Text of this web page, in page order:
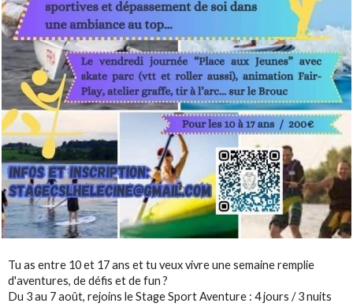
Tu as entre 10 et 17 ans et tu veux vivre une semaine remplie
d'aventures, de défis et de fun ?
Du 3 au 7 août, rejoins le Stage Sport Aventure : 4 jours / 3 nuits